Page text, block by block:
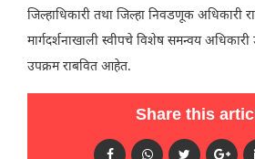
जिल्हाधिकारी तथा जिल्हा निवडणूक अधिकारी
मार्गदर्शनाखाली स्वीपचे विशेष समन्वय
उपक्रम राबवित आहेत.
Share this